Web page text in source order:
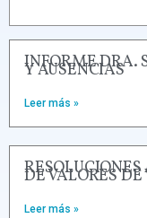
INFORME DRA.
Y AUSENCIAS
Leer más »
DE VALORES
Leer más »